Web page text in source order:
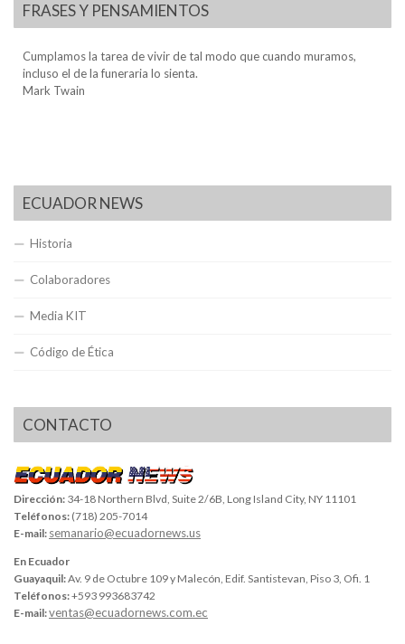
FRASES Y PENSAMIENTOS
Cumplamos la tarea de vivir de tal modo que cuando muramos,
incluso el de la funeraria lo sienta.
Mark Twain
ECUADOR NEWS
Historia
Colaboradores
Media KIT
Código de Ética
CONTACTO
Dirección: 34-18 Northern Blvd, Suite 2/6B, Long Island City, NY 11101
Teléfonos: (718) 205-7014
E-mail: semanario@ecuadornews.us
En Ecuador
Guayaquil:Av. 9 de Octubre 109 y Malecón, Edif. Santistevan, Piso 3, Ofi. 1
Teléfonos:+593 993683742
E-mail:ventas@ecuadornews.com.ec